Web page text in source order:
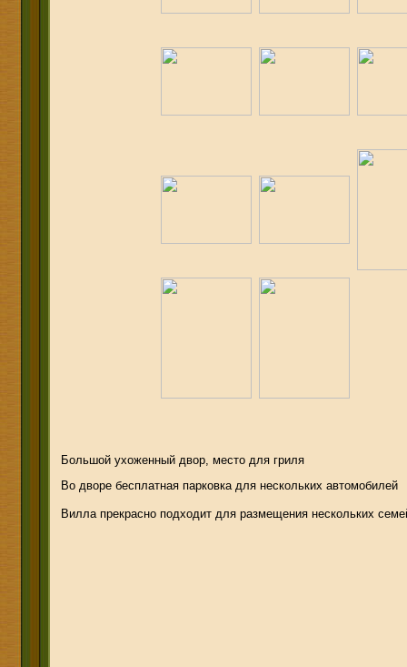
Большой ухоженный двор, место для гриля
Во дворе бесплатная парковка для нескольких автомобилей
Вилла прекрасно подходит для размещения нескольких